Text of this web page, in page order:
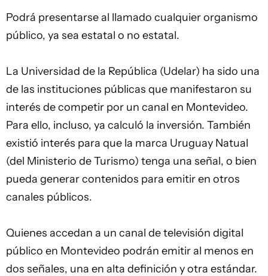
Podrá presentarse al llamado cualquier organismo
público, ya sea estatal o no estatal.
La Universidad de la República (Udelar) ha sido una
de las instituciones públicas que manifestaron su
interés de competir por un canal en Montevideo.
Para ello, incluso, ya calculó la inversión. También
existió interés para que la marca Uruguay Natual
(del Ministerio de Turismo) tenga una señal, o bien
pueda generar contenidos para emitir en otros
canales públicos.
Quienes accedan a un canal de televisión digital
público en Montevideo podrán emitir al menos en
dos señales, una en alta definición y otra estándar.